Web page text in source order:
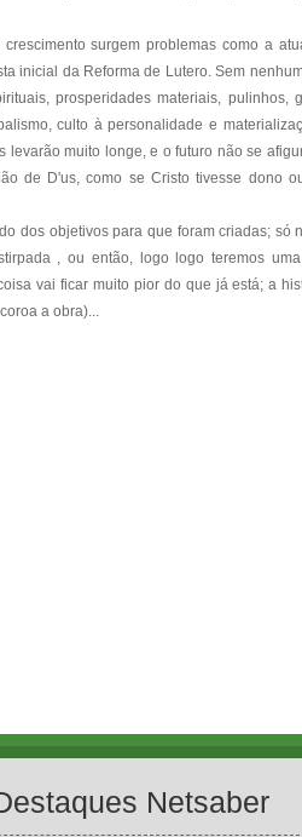
surgem problemas como a
inicial da Reforma de Lutero. Sem
prosperidades materiais, pulinhos,
culto à personalidade e
muito longe, e o futuro não se
de D'us, como se Cristo tivesse dono
dos objetivos para que foram criadas; só
, ou então, logo logo teremos
vai ficar muito pior do que já está; a
a obra)...
Netsaber